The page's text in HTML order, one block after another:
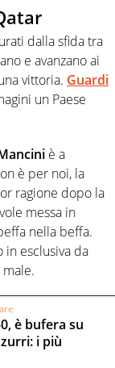
dalla sfida tra
e avanzano ai
vittoria. Guardi
un Paese
è a
è per noi, la
ragione dopo la
messa in
nella beffa.
in esclusiva da
è bufera su
i più